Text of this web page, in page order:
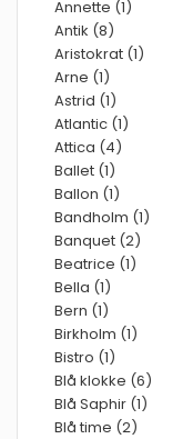
Annette (1)
Antik (8)
Aristokrat (1)
Arne (1)
Astrid (1)
Atlantic (1)
Attica (4)
Ballet (1)
Ballon (1)
Bandholm (1)
Banquet (2)
Beatrice (1)
Bella (1)
Bern (1)
Birkholm (1)
Bistro (1)
Blå klokke (6)
Blå Saphir (1)
Blå time (2)